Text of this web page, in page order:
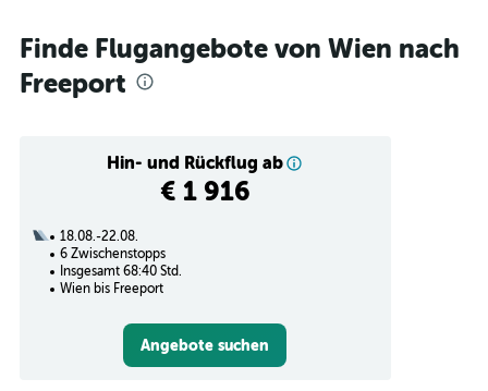
Finde Flugangebote von Wien nach
Freeport
Hin- und Rückflug ab
€ 1 916
18.08.-22.08.
6 Zwischenstopps
Insgesamt 68:40 Std.
Wien bis Freeport
Angebote suchen